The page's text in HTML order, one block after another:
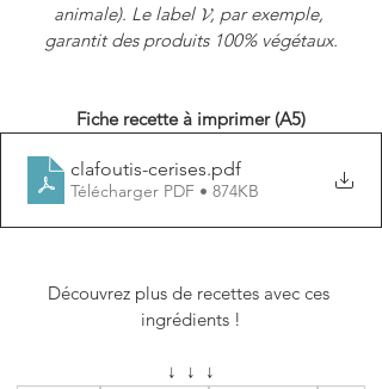
animale). Le label 𝓥, par exemple,
garantit des produits 100% végétaux.
Fiche recette à imprimer (A5)
clafoutis-cerises.pdf
Télécharger PDF • 874KB
Découvrez plus de recettes avec ces
ingrédients !
↓  ↓  ↓